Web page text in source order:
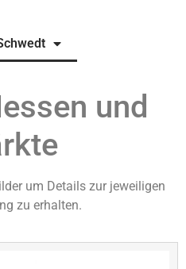
und
um Details zur jeweiligen
zu erhalten.